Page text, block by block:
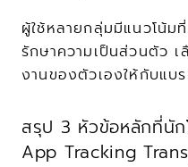
ผู้ใช้หลายกลุ่มมีแนวโน้ม
รักษาความเป็นส่วนตัว เ
งานของตัวเองให้กับแบร
สรุป 3 หัวข้อหลักที่นั
App Tracking